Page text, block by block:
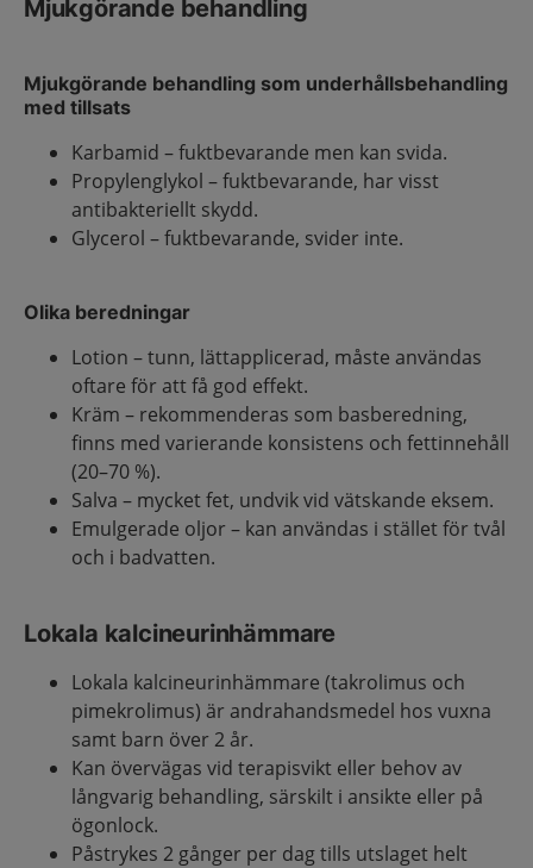
Mjukgörande behandling
Mjukgörande behandling som underhållsbehandling
med tillsats
Karbamid – fuktbevarande men kan svida.
Propylenglykol – fuktbevarande, har visst
antibakteriellt skydd.
Glycerol – fuktbevarande, svider inte.
Olika beredningar
Lotion – tunn, lättapplicerad, måste användas
oftare för att få god effekt.
Kräm – rekommenderas som basberedning,
finns med varierande konsistens och fettinnehåll
(20–70 %).
Salva – mycket fet, undvik vid vätskande eksem.
Emulgerade oljor – kan användas i stället för tvål
och i badvatten.
Lokala kalcineurinhämmare
Lokala kalcineurinhämmare (takrolimus och
pimekrolimus) är andrahandsmedel hos vuxna
samt barn över 2 år.
Kan övervägas vid terapisvikt eller behov av
långvarig behandling, särskilt i ansikte eller på
ögonlock.
Påstrykes 2 gånger per dag tills utslaget helt